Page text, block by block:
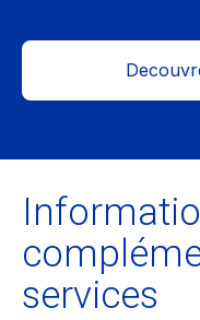
services